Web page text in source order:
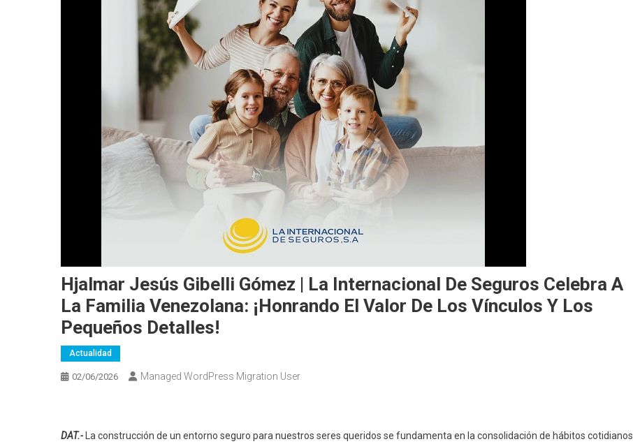
Hjalmar Jesús Gibelli Gómez | La Internacional De Seguros Celebra A
La Familia Venezolana: ¡Honrando El Valor De Los Vínculos Y Los
Pequeños Detalles!
Actualidad
02/06/2026 Managed WordPress Migration User
DAT.- La construcción de un entorno seguro para nuestros seres queridos se fundamenta en la consolidación de hábitos cotidianos